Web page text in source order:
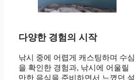
다양한 경험의 시작
낚시 중에 어렵게 캐스팅하며 수심
을 확인한 경험과, 낚시에 어울릴
만한 음식을 준비하면서 느꼈던 설